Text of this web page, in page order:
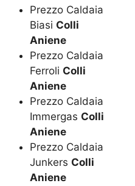
Prezzo Caldaia
Biasi Colli
Aniene
Prezzo Caldaia
Ferroli Colli
Aniene
Prezzo Caldaia
Immergas Colli
Aniene
Prezzo Caldaia
Junkers Colli
Aniene